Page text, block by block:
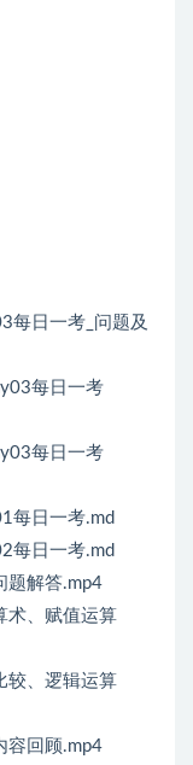
每日一考_问题及
每日一考
每日一考
每日一考.md
每日一考.md
题解答.mp4
术、赋值运算
较、逻辑运算
容回顾.mp4